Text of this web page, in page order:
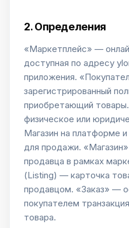
2. Определения
«Маркетплейс» —
доступная по адресу
приложения.
зарегистрированный
приобретающий
физическое или
Магазин на платформе
для продажи.
продавца в рамках
(Listing) — карточка
продавцом. «Заказ» —
покупателем
товара.